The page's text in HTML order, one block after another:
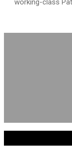
working-class